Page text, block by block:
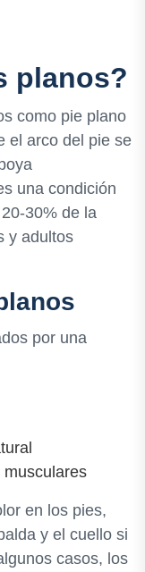
planos?
como pie plano
el arco del pie se
una condición
30% de la
y adultos
por una
musculares
en los pies,
y el cuello si
casos, los